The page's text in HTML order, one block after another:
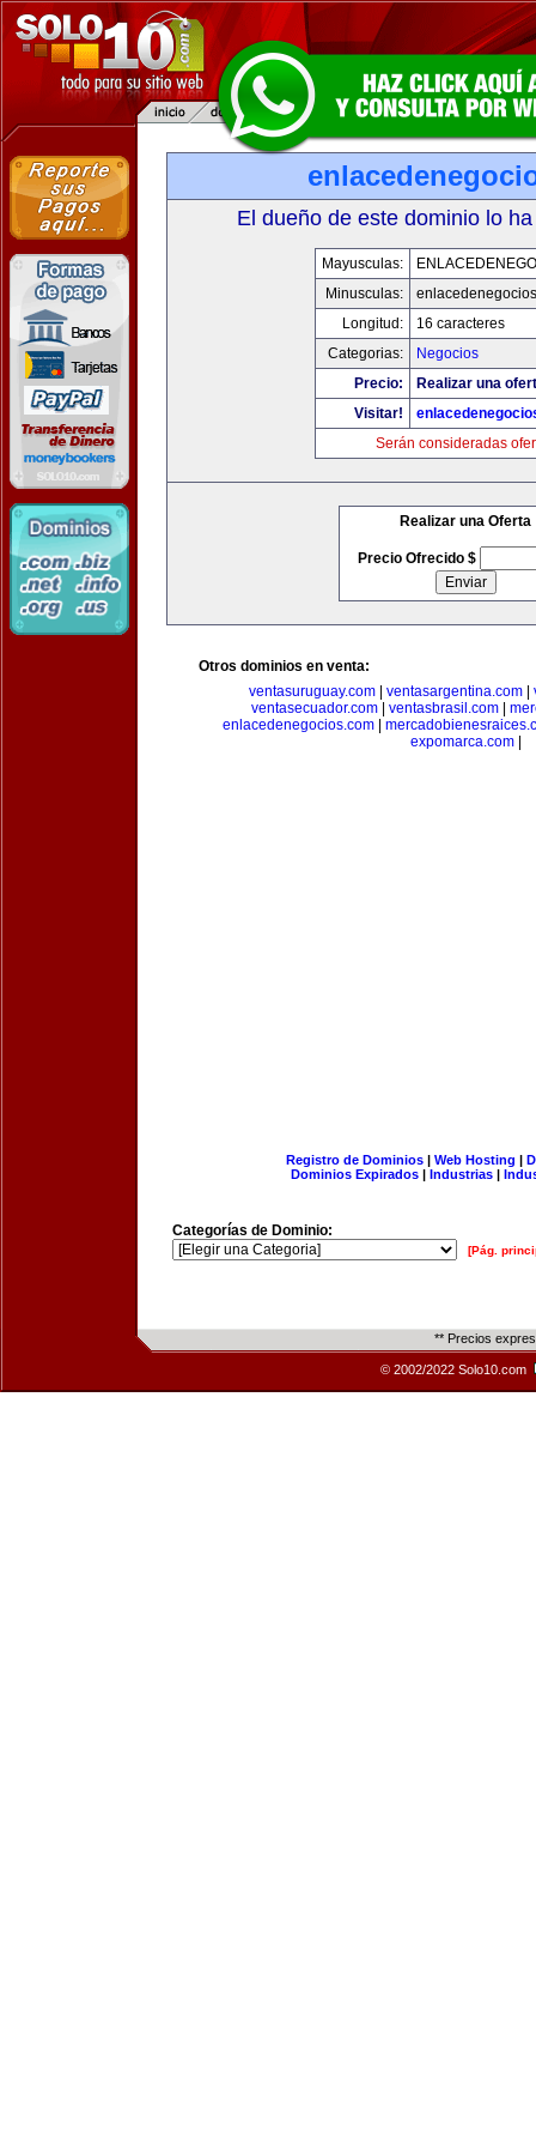
El dueño de este dominio lo
Mayusculas:
Minusculas:
Longitud:
16 caracteres
Categorias:
Negocios
Precio:
Realizar una
Visitar!
Serán consideradas
Realizar una Oferta
Precio Ofrecido $
Otros dominios en venta:
ventasuruguay.com| ventasargentina.com|
ventasecuador.com| ventasbrasil.com|
enlacedenegocios.com|
expomarca.com|
Registro de Dominios| Web Hosting |
Dominios Expirados | Industrias |
Categorías de Dominio:
[Pág.
** Precios
© 2002/2022 Solo10.com